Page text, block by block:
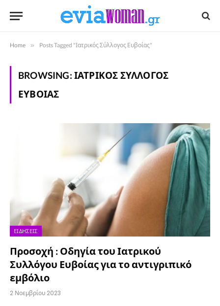
Home » Posts Tagged "Ιατρικός Σύλλογος Ευβοίας"
BROWSING: ΙΑΤΡΙΚΌΣ ΣΎΛΛΟΓΟΣ
ΕΥΒΟΊΑΣ
ΕΙΔΉΣΕΙΣ
Προσοχή : Οδηγία του Ιατρικού
Συλλόγου Ευβοίας για το αντιγριπικό
εμβόλιο
2 Νοεμβρίου 2023